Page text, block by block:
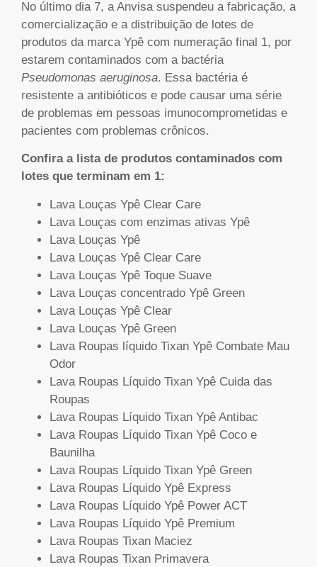
No último dia 7, a Anvisa suspendeu a fabricação, a
comercialização e a distribuição de lotes de
produtos da marca Ypê com numeração final 1, por
estarem contaminados com a bactéria
Pseudomonas aeruginosa. Essa bactéria é
resistente a antibióticos e pode causar uma série
de problemas em pessoas imunocomprometidas e
pacientes com problemas crônicos.
Confira a lista de produtos contaminados com
lotes que terminam em 1:
Lava Louças Ypê Clear Care
Lava Louças com enzimas ativas Ypê
Lava Louças Ypê
Lava Louças Ypê Clear Care
Lava Louças Ypê Toque Suave
Lava Louças concentrado Ypê Green
Lava Louças Ypê Clear
Lava Louças Ypê Green
Lava Roupas líquido Tixan Ypê Combate Mau
Odor
Lava Roupas Líquido Tixan Ypê Cuida das
Roupas
Lava Roupas Líquido Tixan Ypê Antibac
Lava Roupas Líquido Tixan Ypê Coco e
Baunilha
Lava Roupas Líquido Tixan Ypê Green
Lava Roupas Líquido Ypê Express
Lava Roupas Líquido Ypê Power ACT
Lava Roupas Líquido Ypê Premium
Lava Roupas Tixan Maciez
Lava Roupas Tixan Primavera